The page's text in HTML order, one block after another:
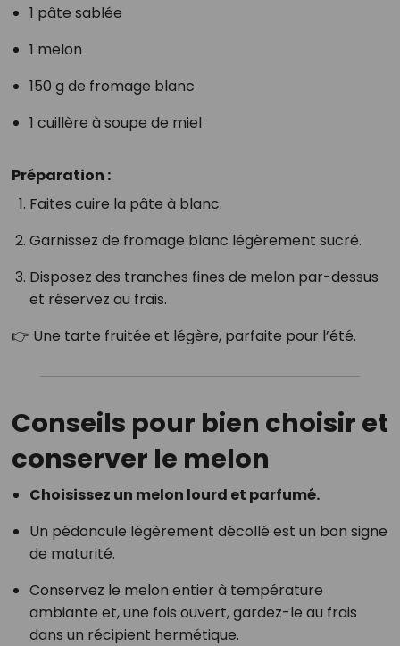
1 pâte sablée
1 melon
150 g de fromage blanc
1 cuillère à soupe de miel
Préparation :
Faites cuire la pâte à blanc.
Garnissez de fromage blanc légèrement sucré.
Disposez des tranches fines de melon par-dessus
et réservez au frais.
👉 Une tarte fruitée et légère, parfaite pour l’été.
Conseils pour bien choisir et
conserver le melon
Choisissez un melon lourd et parfumé.
Un pédoncule légèrement décollé est un bon signe
de maturité.
Conservez le melon entier à température
ambiante et, une fois ouvert, gardez-le au frais
dans un récipient hermétique.